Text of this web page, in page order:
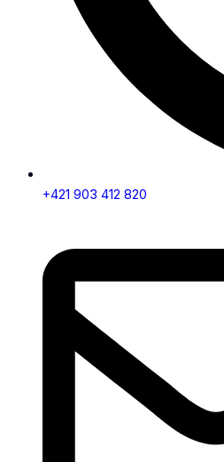
+421 903 412 820